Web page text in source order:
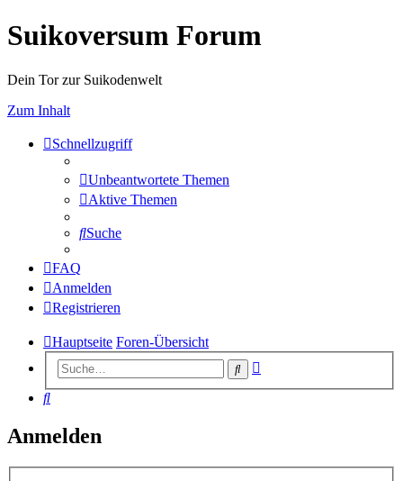
Suikoversum Forum
Dein Tor zur Suikodenwelt
Zum Inhalt
Schnellzugriff
Unbeantwortete Themen
Aktive Themen
Suche
FAQ
Anmelden
Registrieren
Hauptseite Foren-Übersicht
Suche
Suche
Anmelden